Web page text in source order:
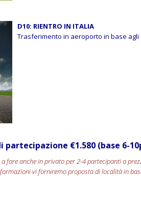
D10: RIENTRO IN ITALIA
Trasferimento in aeroporto in base
€1.580 (base 6-
fare anche in privato per 2-4 partecipanti a
vi forniremo proposta di località in